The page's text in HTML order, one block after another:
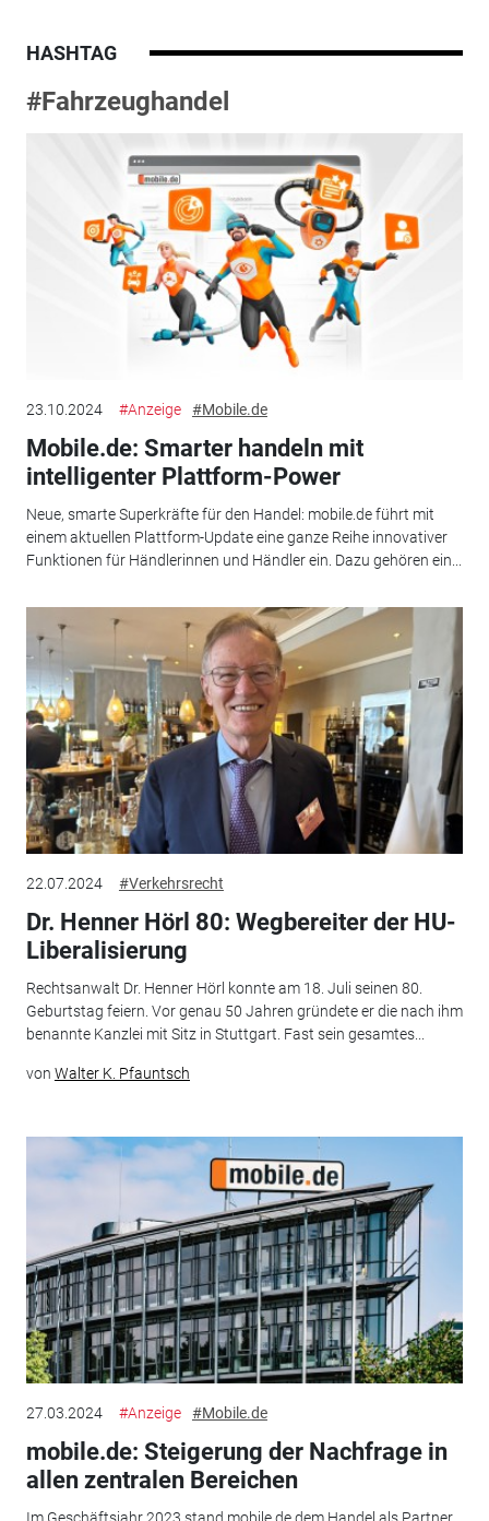
HASHTAG
#Fahrzeughandel
23.10.2024 #Anzeige #Mobile.de
Mobile.de: Smarter handeln mit
intelligenter Plattform-Power
Neue, smarte Superkräfte für den Handel: mobile.de führt mit
einem aktuellen Plattform-Update eine ganze Reihe innovativer
Funktionen für Händlerinnen und Händler ein. Dazu gehören ein...
22.07.2024 #Verkehrsrecht
Dr. Henner Hörl 80: Wegbereiter der HU-
Liberalisierung
Rechtsanwalt Dr. Henner Hörl konnte am 18. Juli seinen 80.
Geburtstag feiern. Vor genau 50 Jahren gründete er die nach ihm
benannte Kanzlei mit Sitz in Stuttgart. Fast sein gesamtes...
von Walter K. Pfauntsch
27.03.2024 #Anzeige #Mobile.de
mobile.de: Steigerung der Nachfrage in
allen zentralen Bereichen
Im Geschäftsjahr 2023 stand mobile.de dem Handel als Partner